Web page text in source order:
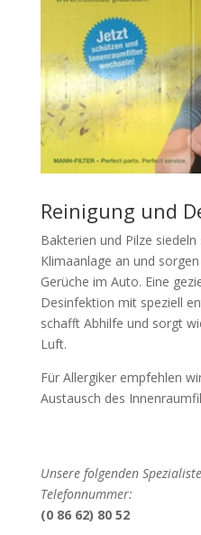
Reinigung und
Bakterien und Pilze
Klimaanlage an und
Gerüche im Auto. Eine
Desinfektion mit speziell
schafft Abhilfe und sorgt
Luft.
Für Allergiker empfehlen
Austausch des
Unsere folgenden
Telefonnummer:
(0 86 62) 80 52